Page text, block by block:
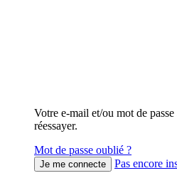
Votre e-mail et/ou mot de
réessayer.
Mot de passe oublié ?
Pas encore